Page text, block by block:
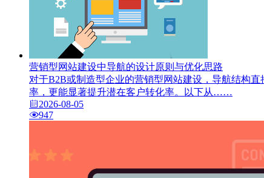
营销型网站建设中导航的设计原则与优化思路
对于B2B或制造型企业的营销型网站建设，导航结构
率，更能显著提升潜在客户转化率。以下从……
2026-08-05
947